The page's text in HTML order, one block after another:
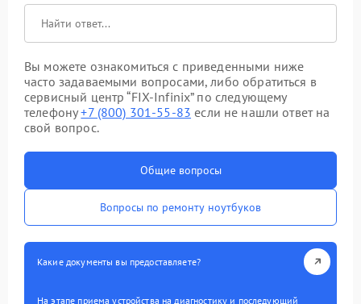
Вы можете ознакомиться с приведенными ниже
часто задаваемыми вопросами, либо обратиться в
сервисный центр “FIX-Infinix” по следующему
телефону+7 (800) 301-55-83 если не нашли ответ на
свой вопрос.
Общие вопросы
Вопросы по ремонту ноутбуков
Какие документы вы предоставляете?
На этапе приема устройства на диагностику и последующий